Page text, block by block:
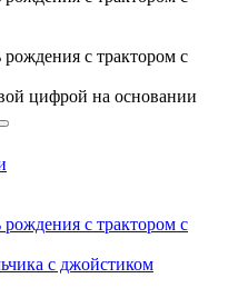
цифрой на основании
с джойстиком